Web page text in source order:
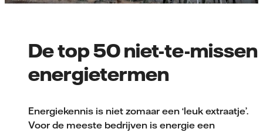
De top 50 niet-te-missen
energietermen
Energiekennis is niet zomaar een ‘leuk extraatje’.
Voor de meeste bedrijven is energie een